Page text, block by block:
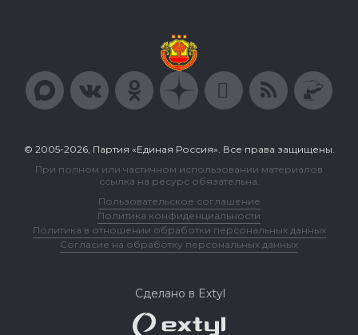
© 2005-2026, Партия «Единая Россия». Все права защищены.
При полном или частичном использовании материалов
ссылка на ресурс обязательна.
Пользовательское соглашение
Политика конфиденциальности
Политика в отношении обработки персональных данных
Согласие на обработку персональных данных
Сделано в Extyl